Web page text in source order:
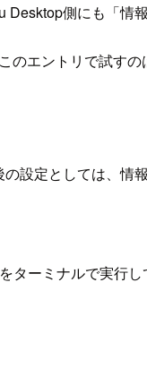
側にも「
エントリで試すの
設定としては、
ーミナルで実行し